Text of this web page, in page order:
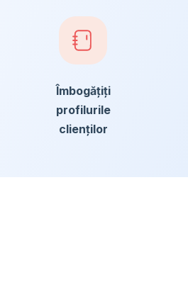
Îmbogățiți
profilurile
clienților